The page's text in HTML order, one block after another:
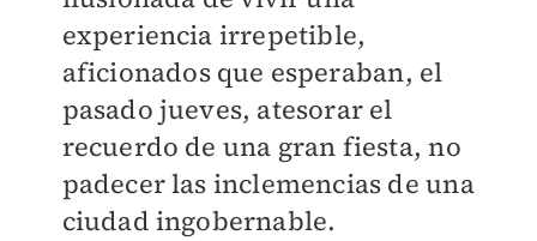
experiencia irrepetible,
aficionados que esperaban, el
pasado jueves, atesorar el
recuerdo de una gran fiesta, no
padecer las inclemencias de una
ciudad ingobernable.